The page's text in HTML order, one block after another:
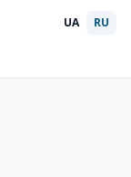
UA RU